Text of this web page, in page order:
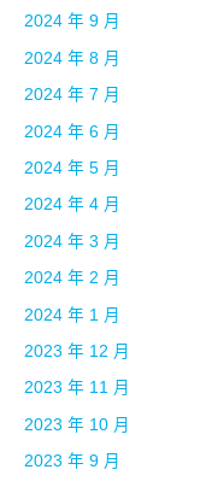
2024 年 9 月
2024 年 8 月
2024 年 7 月
2024 年 6 月
2024 年 5 月
2024 年 4 月
2024 年 3 月
2024 年 2 月
2024 年 1 月
2023 年 12 月
2023 年 11 月
2023 年 10 月
2023 年 9 月